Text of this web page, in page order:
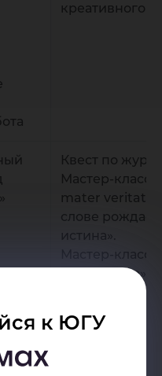
к ЮГУ
креативного
Квест по
Мастер-класс
mater veritatis
слове
истина».
Мастер-класс
стажировка».